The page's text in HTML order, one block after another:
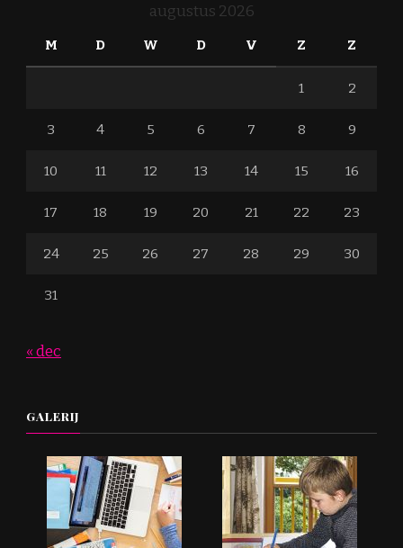
augustus 2026
M D W D V Z Z
1 2
3 4 5 6 7 8 9
10 11 12 13 14 15 16
17 18 19 20 21 22 23
24 25 26 27 28 29 30
31
« dec
GALERIJ